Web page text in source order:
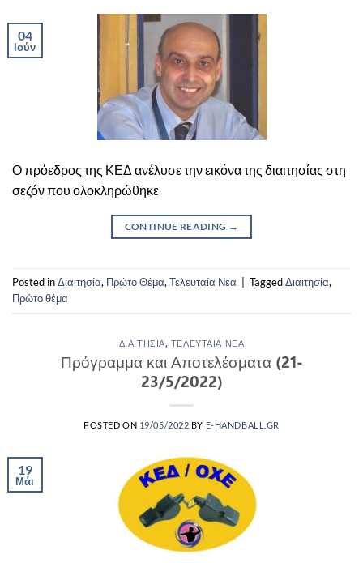
04
Ιούν
Ο πρόεδρος της ΚΕΔ ανέλυσε την εικόνα της διαιτησίας στη
σεζόν που ολοκληρώθηκε
CONTINUE READING →
Posted inΔιαιτησία, Πρώτο Θέμα,Τελευταία Νέα TaggedΔιαιτησία,
Πρώτο θέμα
ΔΙΑΙΤΗΣΊΑ, ΤΕΛΕΥΤΑΊΑ ΝΈΑ
Πρόγραμμα και Αποτελέσματα (21-
23/5/2022)
POSTED ON 19/05/2022 BY E-HANDBALL.GR
19
Μάι